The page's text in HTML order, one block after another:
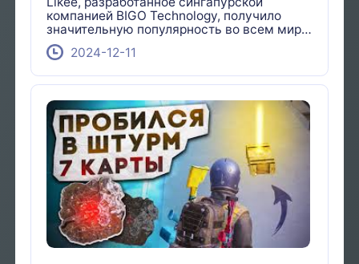
компанией BIGO Technology, получило
значительную популярность во всем мире,
но его присутствие в России особенно
примечательно.
2024-12-11